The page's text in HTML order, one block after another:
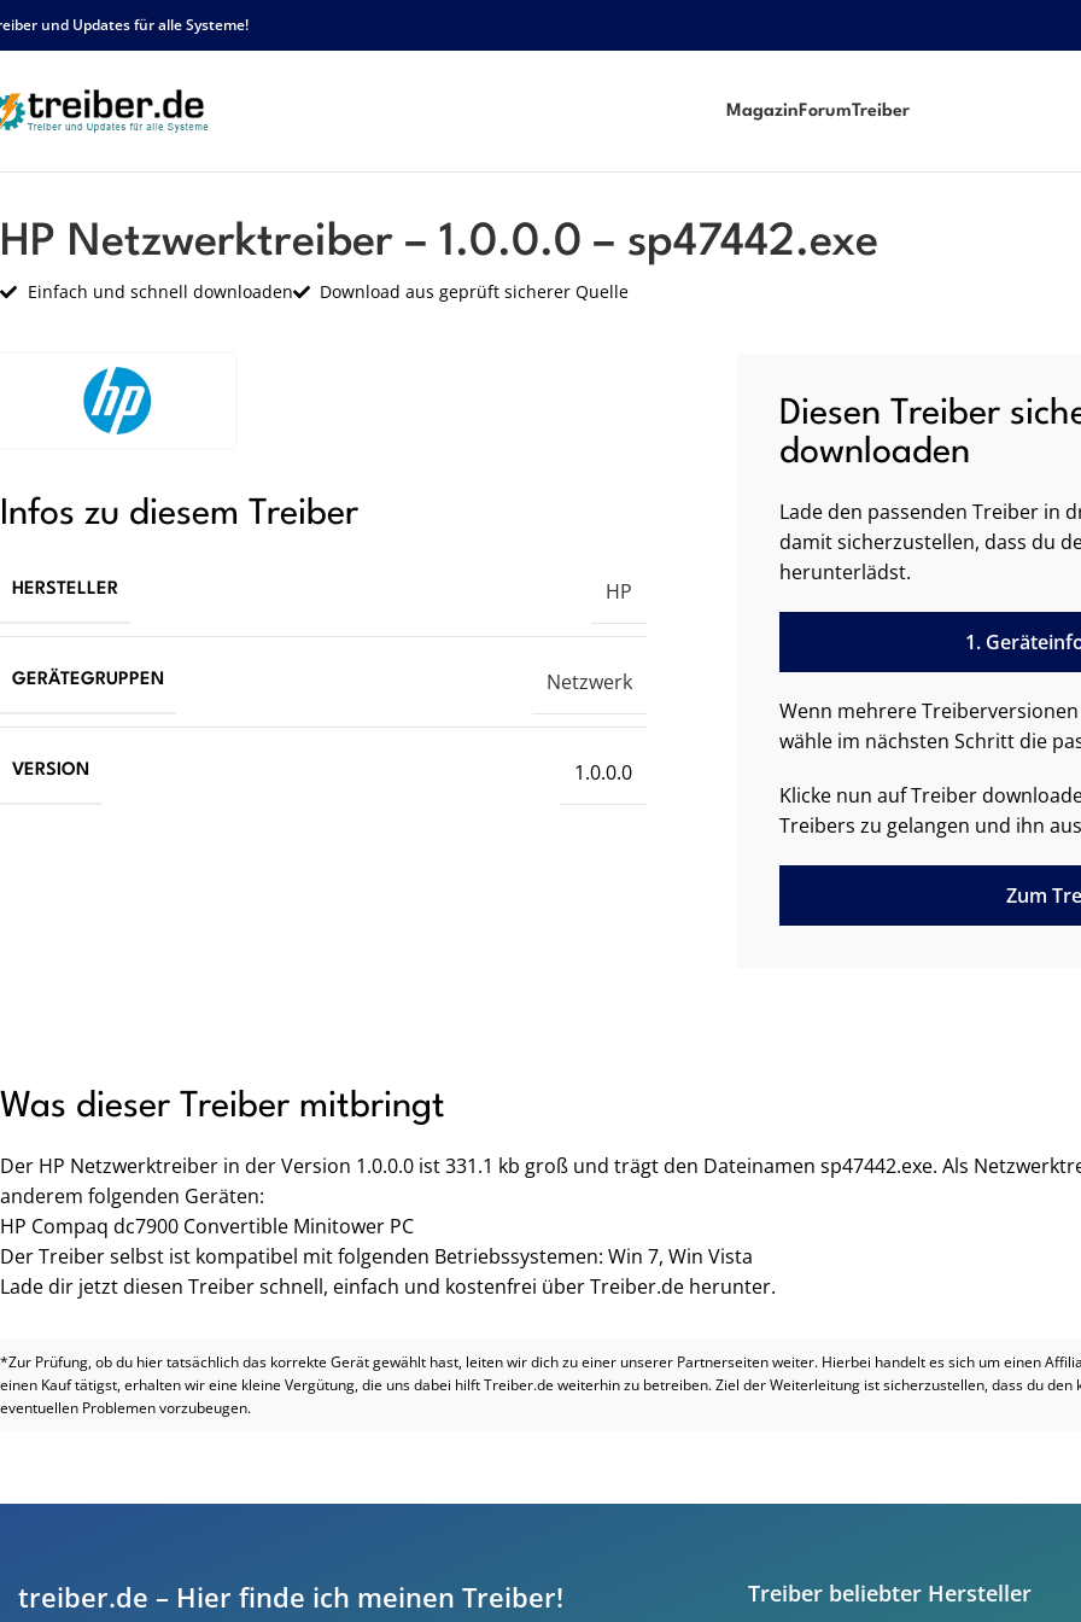
und Updates für alle Systeme!
Magazin ForumTreiber
HP Netzwerktreiber – 1.0.0.0 – sp47442.exe
Einfach und schnell downloaden Download aus geprüft sicherer Quelle
Infos zu diesem Treiber
HERSTELLER HP
GERÄTEGRUPPEN Netzwerk
VERSION 1.0.0.0
Diesen Treiber
downloaden
Lade den passenden Treiber in
damit sicherzustellen, dass du
herunterlädst.
1.
Wenn mehrere
wähle im nächsten Schritt die
Klicke nun auf Treiber
Treibers zu gelangen und ihn
Zum
Was dieser Treiber mitbringt
Der HP Netzwerktreiber in der Version 1.0.0.0 ist 331.1 kb groß und trägt den Dateinamen sp47442.exe. Als
anderem folgenden Geräten:
HP Compaq dc7900 Convertible Minitower PC
Der Treiber selbst ist kompatibel mit folgenden Betriebssystemen: Win 7, Win Vista
Lade dir jetzt diesen Treiber schnell, einfach und kostenfrei über Treiber.de herunter.
*Zur Prüfung, ob du hier tatsächlich das korrekte Gerät gewählt hast, leiten wir dich zu einer unserer Partnerseiten weiter. Hierbei handelt es sich um einen
einen Kauf tätigst, erhalten wir eine kleine Vergütung, die uns dabei hilft Treiber.de weiterhin zu betreiben. Ziel der Weiterleitung ist sicherzustellen, dass du
eventuellen Problemen vorzubeugen.
treiber.de – Hier finde ich meinen Treiber! Treiber beliebter Hersteller